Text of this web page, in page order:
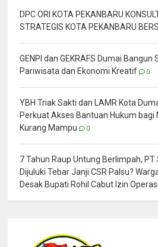
DPC ORI KOTA PEKANBARU
STRATEGIS KOTA PEKANBARU
GENPI dan GEKRAFS Dumai
Pariwisata dan Ekonomi Kreatif
0
YBH Triak Sakti dan LAMR Kota
Perkuat Akses Bantuan Hukum bagi
Kurang Mampu
0
7 Tahun Raup Untung Berlimpah,
Dijuluki Tebar Janji CSR Palsu?
Desak Bupati Rohil Cabut Izin